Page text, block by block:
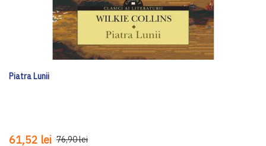
Piatra Lunii
61,52 lei 76,90 lei